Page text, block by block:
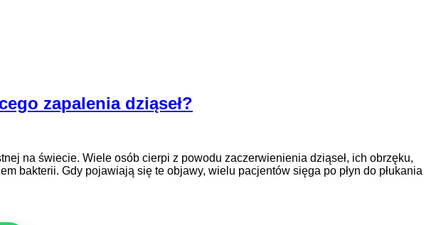
zapalenia dziąseł?
na świecie. Wiele osób cierpi z powodu zaczerwienienia dziąseł, ich obrzęku,
bakterii. Gdy pojawiają się te objawy, wielu pacjentów sięga po płyn do płukania